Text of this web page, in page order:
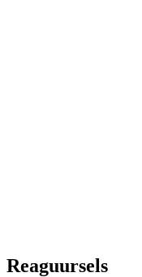
Reaguursels